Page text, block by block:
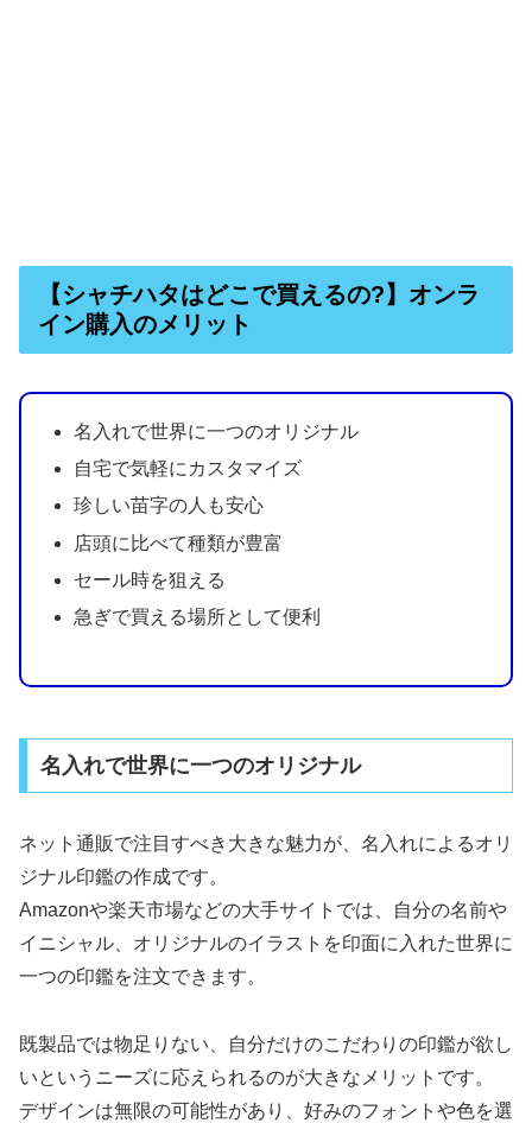
【シャチハタはどこで買えるの?】オンラ
イン購入のメリット
名入れで世界に一つのオリジナル
自宅で気軽にカスタマイズ
珍しい苗字の人も安心
店頭に比べて種類が豊富
セール時を狙える
急ぎで買える場所として便利
名入れで世界に一つのオリジナル
ネット通販で注目すべき大きな魅力が、名入れによるオリ
ジナル印鑑の作成です。
Amazonや楽天市場などの大手サイトでは、自分の名前や
イニシャル、オリジナルのイラストを印面に入れた世界に
一つの印鑑を注文できます。
既製品では物足りない、自分だけのこだわりの印鑑が欲し
いというニーズに応えられるのが大きなメリットです。
デザインは無限の可能性があり、好みのフォントや色を選